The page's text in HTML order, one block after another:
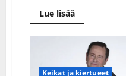
Lue lisääLue
lisää
Souvareiden
juhlakiertue
alkaa:
40
Keikat ja kiertueet